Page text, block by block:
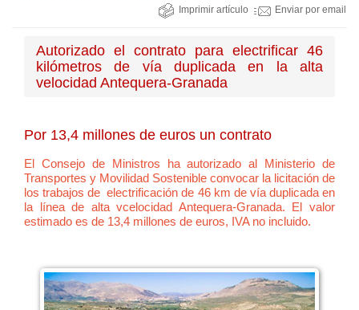
Imprimir artículo Enviar por email
Autorizado el contrato para electrificar 46
kilómetros de vía duplicada en la alta
velocidad Antequera-Granada
Por 13,4 millones de euros un contrato
El Consejo de Ministros ha autorizado al Ministerio de
Transportes y Movilidad Sostenible convocar la licitación de
los trabajos de electrificación de 46 km de vía duplicada en
la línea de alta vcelocidad Antequera-Granada. El valor
estimado es de 13,4 millones de euros, IVA no incluido.